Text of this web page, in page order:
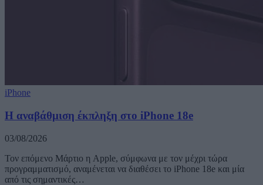
iPhone
Η αναβάθμιση έκπληξη στο iPhone 18e
03/08/2026
Τον επόμενο Μάρτιο η Apple, σύμφωνα με τον μέχρι τώρα
προγραμματισμό, αναμένεται να διαθέσει το iPhone 18e και μία
από τις σημαντικές…